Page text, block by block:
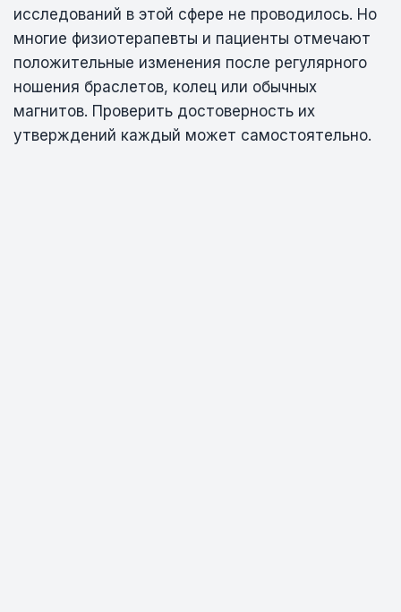
исследований в этой сфере не проводилось. Но
многие физиотерапевты и пациенты отмечают
положительные изменения после регулярного
ношения браслетов, колец или обычных
магнитов. Проверить достоверность их
утверждений каждый может самостоятельно.